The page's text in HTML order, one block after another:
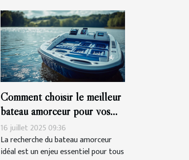
Comment choisir le meilleur
bateau amorceur pour vos
sessions de pêche ?
16 juillet 2025 09:36
La recherche du bateau amorceur
idéal est un enjeu essentiel pour tous